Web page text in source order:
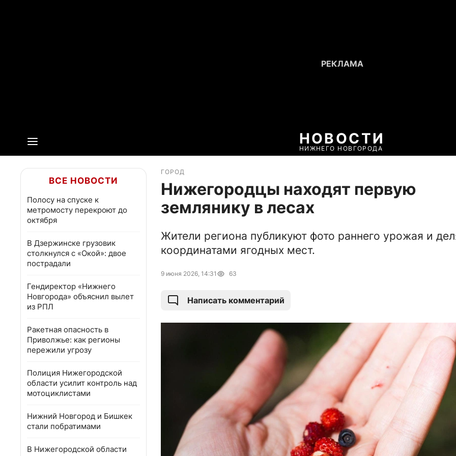
НОВОСТИ
НИЖНЕГО НОВГОРОДА
ВСЕ НОВОСТИ
Полосу на спуске к
метромосту перекроют до
октября
В Дзержинске грузовик
столкнулся с «Окой»: двое
пострадали
Гендиректор «Нижнего
Новгорода» объяснил вылет
из РПЛ
Ракетная опасность в
Приволжье: как регионы
пережили угрозу
Полиция Нижегородской
области усилит контроль над
мотоциклистами
Нижний Новгород и Бишкек
стали побратимами
В Нижегородской области
ГОРОД
Нижегородцы находят первую
землянику в лесах
Жители региона публикуют фото раннего урожая и
координатами ягодных мест.
9 июня 2026, 14:31 63
Написать комментарий